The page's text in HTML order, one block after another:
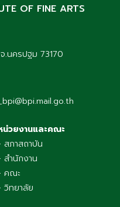
OF FINE ARTS
.นครปฐม 73170
น่วยงานและคณะ
สภาสถาบัน
สำนักงาน
คณะ
วิทยาลัย